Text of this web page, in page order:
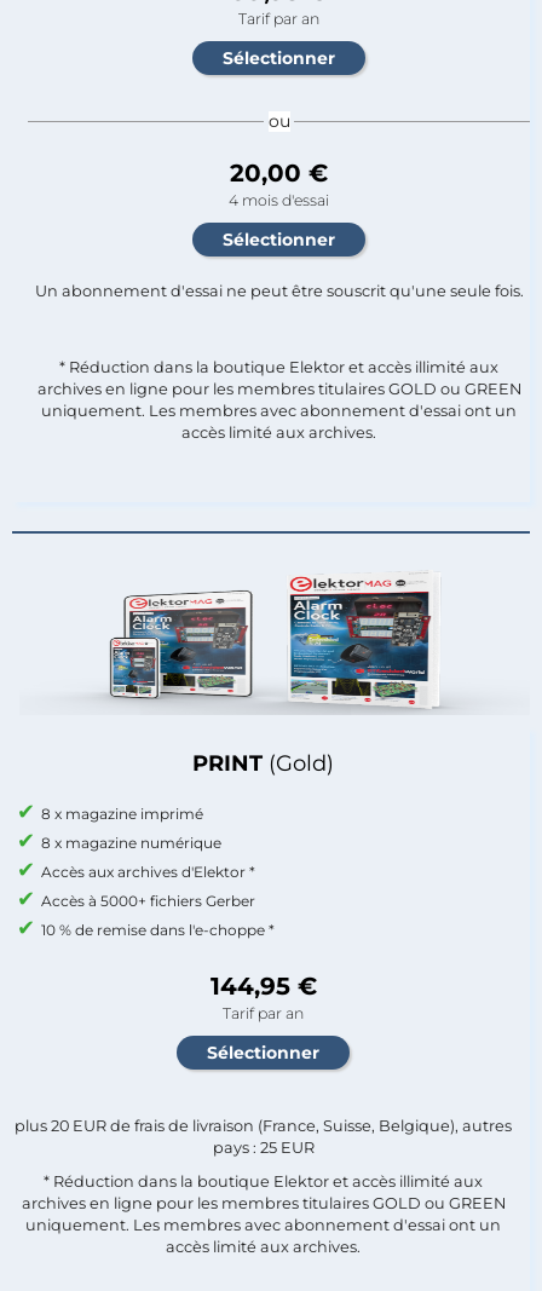
PRINT (Gold)
8 x magazine imprimé
8 x magazine numérique
Accès aux archives d'Elektor *
Accès à 5000+ fichiers Gerber
10 % de remise dans l'e-choppe *
144,95 €
Tarif par an
plus 20 EUR de frais de livraison (France, Suisse, Belgique), autres
pays : 25 EUR
* Réduction dans la boutique Elektor et accès illimité aux
archives en ligne pour les membres titulaires GOLD ou GREEN
uniquement. Les membres avec abonnement d'essai ont un
accès limité aux archives.
Tarif par an
ou
20,00 €
4 mois d'essai
Un abonnement d'essai ne peut être souscrit qu'une seule fois.​
* Réduction dans la boutique Elektor et accès illimité aux
archives en ligne pour les membres titulaires GOLD ou GREEN
uniquement. Les membres avec abonnement d'essai ont un
accès limité aux archives.